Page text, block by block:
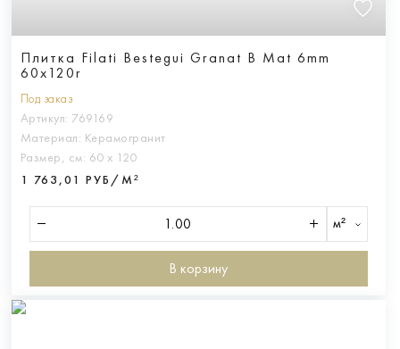
Плитка Filati Bestegui Granat B Mat 6mm
60x120r
Под заказ
Артикул: 769169
Материал: Керамогранит
Размер, см: 60 х 120
1 763,01 РУБ/М²
м²
В корзину